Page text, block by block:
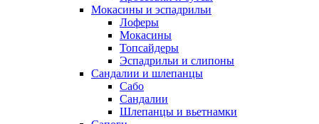
Мокасины и эспадрильи
Лоферы
Мокасины
Топсайдеры
Эспадрильи и слипоны
Сандалии и шлепанцы
Сабо
Сандалии
Шлепанцы и вьетнамки